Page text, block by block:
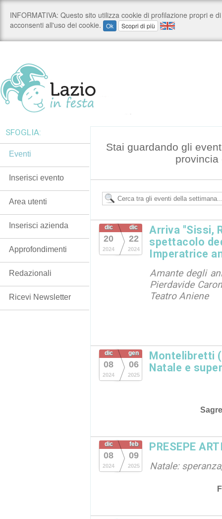
Stai guardando gli
provincia
dic
20
2024
dic
22
2024
Arriva "Sissi,
spettacolo
Imperatrice
Amante degli
Pierdavide
Teatro Aniene
dic
08
2024
gen
06
2025
Montelibretti
Natale e
Sagre
dic
08
2024
feb
09
2025
PRESEPE
Natale:
SFOGLIA:
Eventi
Inserisci evento
Area utenti
Inserisci azienda
Approfondimenti
Redazionali
Ricevi Newsletter